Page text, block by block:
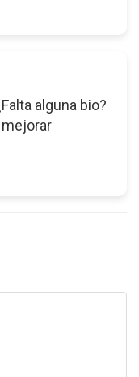
alguna bio?